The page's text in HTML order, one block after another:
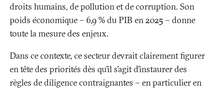
droits humains, de pollution et de corruption. Son
poids économique – 6,9% du PIB en 2025 – donne
toute la mesure des enjeux.
Dans ce contexte, ce secteur devrait clairement figurer
en tête des priorités dès qu’il s’agit d’instaurer des
règles de diligence contraignantes – en particulier en